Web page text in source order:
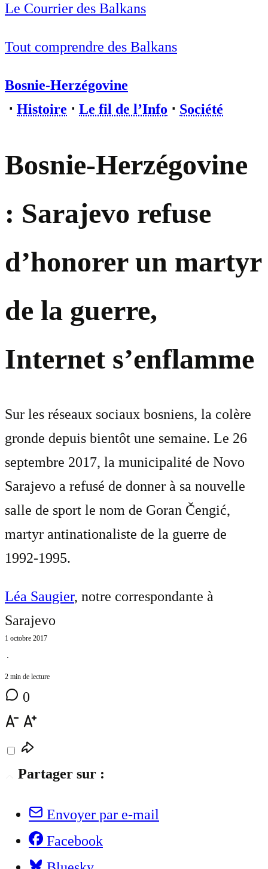
Le Courrier des Balkans
Tout comprendre des Balkans
Bosnie-Herzégovine
⋅ Histoire ⋅ Le fil de l’Info ⋅ Société
Bosnie-Herzégovine
: Sarajevo refuse
d’honorer un martyr
de la guerre,
Internet s’enflamme
Sur les réseaux sociaux bosniens, la colère
gronde depuis bientôt une semaine. Le 26
septembre 2017, la municipalité de Novo
Sarajevo a refusé de donner à sa nouvelle
salle de sport le nom de Goran Čengić,
martyr antinationaliste de la guerre de
1992-1995.
Léa Saugier, notre correspondante à
Sarajevo
1 octobre 2017
⋅
2 min de lecture
0
Partager sur :
Envoyer par e-mail
Facebook